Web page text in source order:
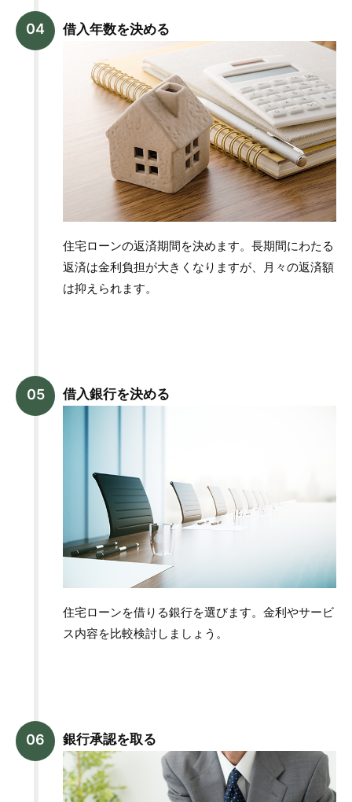
借入年数を決める
住宅ローンの返済期間を決めます。長期間にわたる
返済は金利負担が大きくなりますが、月々の返済額
は抑えられます。
借入銀行を決める
住宅ローンを借りる銀行を選びます。金利やサービ
ス内容を比較検討しましょう。
銀行承認を取る